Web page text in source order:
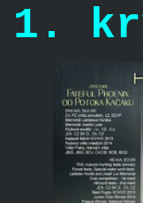
1.